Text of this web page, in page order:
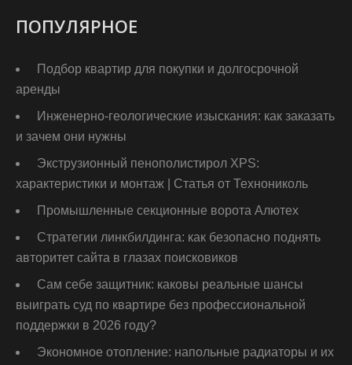
ПОПУЛЯРНОЕ
Подбор квартир для покупки и долгосрочной
аренды
Инженерно-геологические изыскания: как заказать
и зачем они нужны
Экструзионный пенополистирол XPS:
характеристики и монтаж | Статья от Технониколь
Промышленные секционные ворота Алютех
Стратегии линкбилдинга: как безопасно поднять
авторитет сайта в глазах поисковиков
Сам себе защитник: каковы реальные шансы
выиграть суд по квартире без профессиональной
поддержки в 2026 году?
Экономное отопление: напольные радиаторы и их